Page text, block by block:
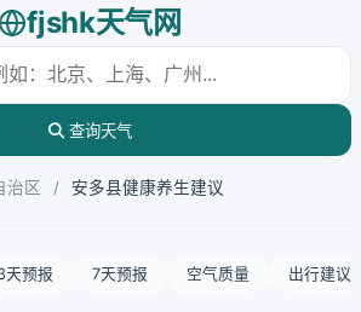
fjshk天气网
查询天气
治区 / 安多县健康养生建议
天预报 7天预报 空气质量 出行建议